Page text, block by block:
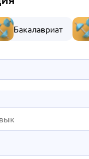
Бакалавриат